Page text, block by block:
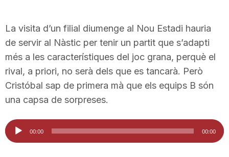
La visita d’un filial diumenge al Nou Estadi hauria
de servir al Nàstic per tenir un partit que s’adapti
més a les característiques del joc grana, perquè el
rival, a priori, no serà dels que es tancarà. Però
Cristóbal sap de primera mà que els equips B són
una capsa de sorpreses.
Reproductor
d'àudio
00:00 00:00